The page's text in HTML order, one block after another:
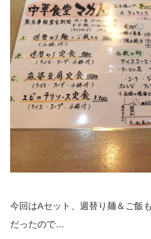
今回はAセット、週替り麺＆ご飯
だったので…